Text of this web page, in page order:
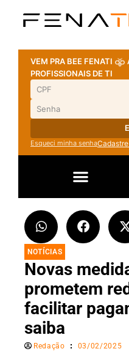
VEM PRA BEE FENATI
PROFISSIONAIS DE TI
Esqueci minha senha
NOTÍCIAS
Novas
prometem
facilitar
saiba
Redação 03/02/2025